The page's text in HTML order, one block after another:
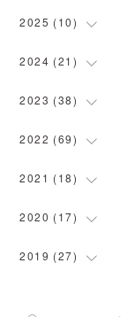
(1)
(1 )
(2)
(2 )
2025 (10)
(1 )
(2)
(1)
( 1 )
2024 (21 )
(2)
(3)
(2)
(1)
2023 (38)
(1)
(3)
(3)
(1)
2022 (69)
(4)
(6)
(3)
2021 (18)
(3)
(2)
2020 (17)
(1)
2019 (27)